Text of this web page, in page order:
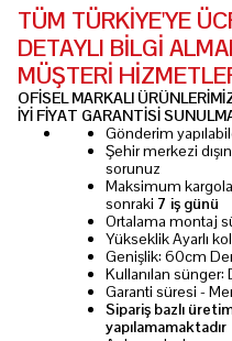
TÜM TÜRKİYE'YE
DETAYLI BİLGİ
MÜŞTERİ
OFİSEL MARKALI
İYİ FİYAT GARANTİSİ
Gönderim
Şehir merkezi
sorunuz
Maksimum
sonraki 7 iş günü
Ortalama montaj
Yükseklik Ayarlı
Genişlik: 60cm
Kullanılan
Garanti süresi -
Sipariş bazlı
yapılamamaktadır